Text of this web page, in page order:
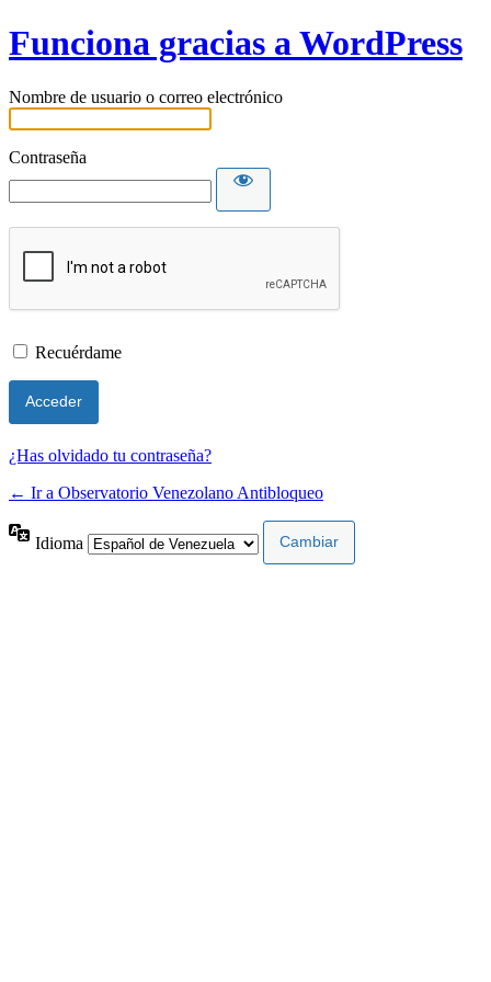
Funciona gracias a WordPress
Nombre de usuario o correo electrónico
Contraseña
Recuérdame
¿Has olvidado tu contraseña?
← Ir a Observatorio Venezolano Antibloqueo
Idioma